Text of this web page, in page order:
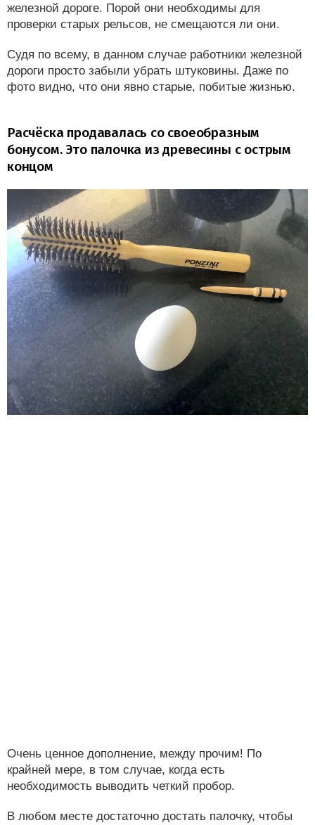
железной дороге. Порой они необходимы для
проверки старых рельсов, не смещаются ли они.
Судя по всему, в данном случае работники железной
дороги просто забыли убрать штуковины. Даже по
фото видно, что они явно старые, побитые жизнью.
Расчёска продавалась со своеобразным
бонусом. Это палочка из древесины с острым
концом
Очень ценное дополнение, между прочим! По
крайней мере, в том случае, когда есть
необходимость выводить четкий пробор.
В любом месте достаточно достать палочку, чтобы